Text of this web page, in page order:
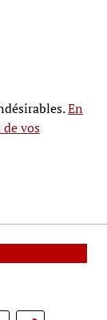
En
vos